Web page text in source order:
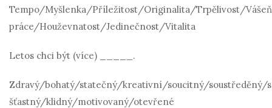
Tempo/Myšlenka/Příležitost/Originalita/Trpělivost/
práce/Houževnatost/Jedinečnost/Vitalita
Letos chci být (více) _____.
Zdravý/bohatý/statečný/kreativní/soucitný/soustředěný/
šťastný/klidný/motivovaný/otevřené